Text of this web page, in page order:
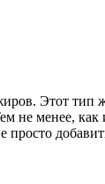
Этот тип
не менее,
просто